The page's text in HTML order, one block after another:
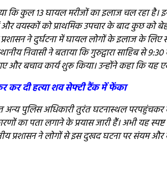
कुल 13 घायल मरीजों का इलाज चल रहा है।
वयस्कों को प्राथमिक उपचार के बाद कुछ को
ने दुर्घटना में घायल लोगों के इलाज के
निवासी ने बताया कि गुरुद्वारा साहिब से
और बचाव कार्य शुरू किया। उन्होंने कहा कि यह
कर दी हत्या शव सेफ्टी टैंक में फेंका
अन्य पुलिस अधिकारी तुरंत घटनास्थल परपहुंचकर
पता लगाने के प्रयास जारी हैं। अभी यह स्पष्ट
प्रशासन ने लोगों से इस दुखद घटना पर संयम